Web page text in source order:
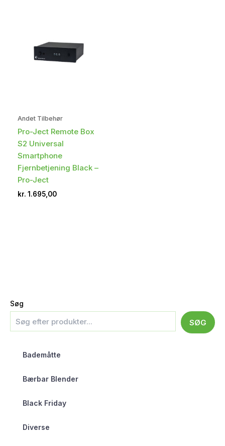
Søg
SØG
Bademåtte
Bærbar Blender
Black Friday
Diverse
Andet Tilbehør
Pro-Ject Remote Box
S2 Universal
Smartphone
Fjernbetjening Black –
Pro-Ject
kr. 1.695,00